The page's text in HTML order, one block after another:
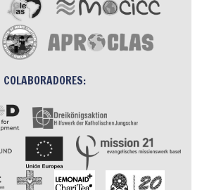
COLABORADORES: